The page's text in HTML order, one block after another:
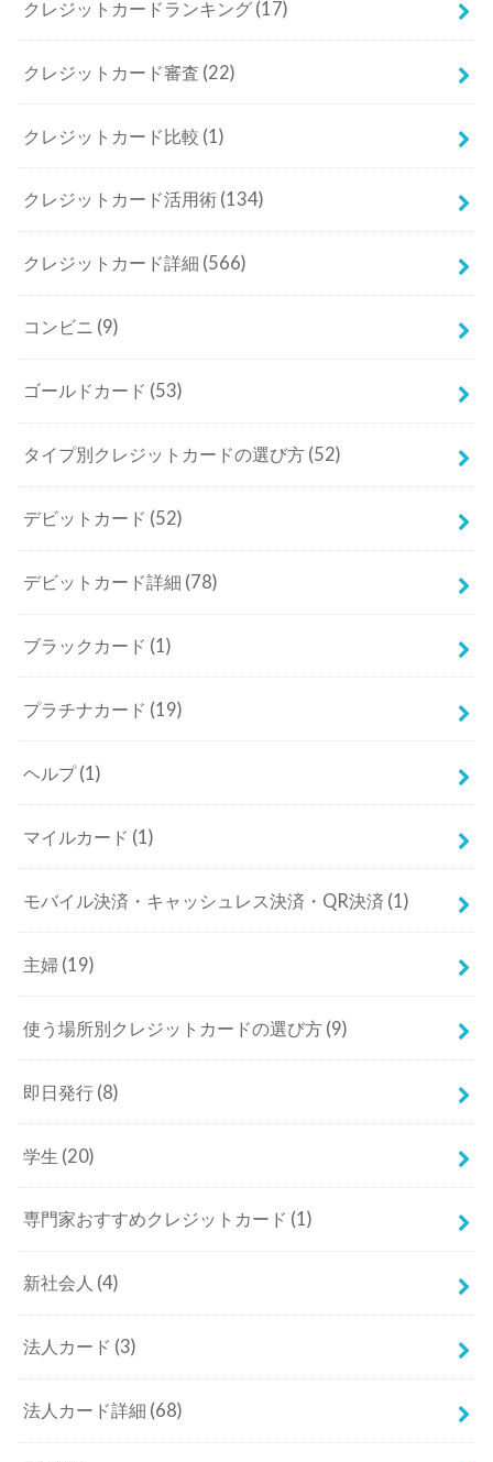
クレジットカードランキング (17)
クレジットカード審査 (22)
クレジットカード比較 (1)
クレジットカード活用術 (134)
クレジットカード詳細 (566)
コンビニ (9)
ゴールドカード (53)
タイプ別クレジットカードの選び方 (52)
デビットカード (52)
デビットカード詳細 (78)
ブラックカード (1)
プラチナカード (19)
ヘルプ(1)
マイルカード (1)
モバイル決済・キャッシュレス決済・QR決済 (1)
主婦 (19)
使う場所別クレジットカードの選び方 (9)
即日発行 (8)
学生 (20)
専門家おすすめクレジットカード (1)
新社会人 (4)
法人カード (3)
法人カード詳細 (68)